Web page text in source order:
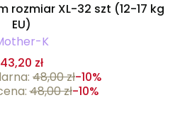
rozmiar XL-32 szt (12-17 kg
EU)
K
43,20 zł
48,00 zł-10%
48,00 zł-10%